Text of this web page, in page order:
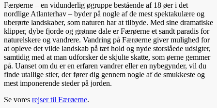
Færøerne – en vidunderlig øgruppe bestående af 18 øer i det
nordlige Atlanterhav – byder på nogle af de mest spektakulære og
uberørte landskaber, som naturen har at tilbyde. Med sine dramatiske
klipper, dybe fjorde og grønne dale er Færøerne et sandt paradis for
naturelskere og vandrere. Vandring på Færøerne giver mulighed for
at opleve det vilde landskab på tæt hold og nyde storslåede udsigter,
samtidig med at man udforsker de skjulte skatte, som øerne gemmer
på. Uanset om du er en erfaren vandrer eller en nybegynder, vil du
finde utallige stier, der fører dig gennem nogle af de smukkeste og
mest imponerende steder på jorden.
Se vores rejser til Færøerne.